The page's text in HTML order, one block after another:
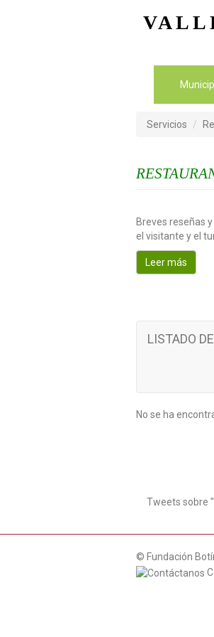
Servicios
Breves reseñas
el visitante y el
Leer más
LISTADO
No se ha
Tweets sobre
© Fundación